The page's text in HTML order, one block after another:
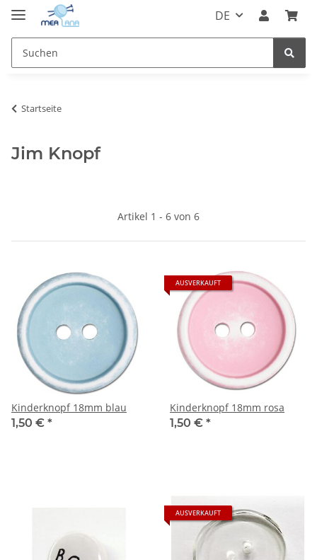
DE
Startseite
Jim Knopf
Artikel 1 - 6 von 6
Kinderknopf 18mm blau
1,50 € *
AUSVERKAUFT
Kinderknopf 18mm rosa
1,50 € *
AUSVERKAUFT